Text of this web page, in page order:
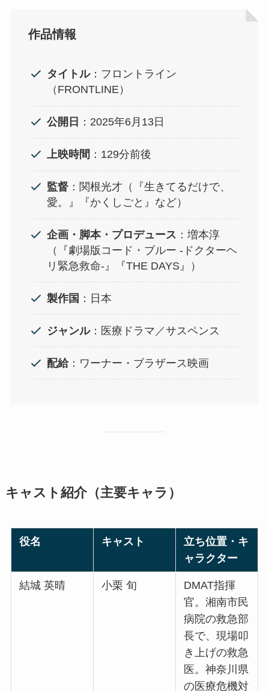
作品情報
タイトル：フロントライン
（FRONTLINE）
公開日 ：2025年6月13日
上映時間 ：129分前後
監督 ：関根光才（『生きてるだけで、
愛。』『かくしごと』など）
企画・脚本・プロデュース ：増本淳
（『劇場版コード・ブルー -ドクターヘ
リ緊急救命-』『THE DAYS』）
製作国 ：日本
ジャンル：医療ドラマ／サスペンス
配給：ワーナー・ブラザース映画
キャスト紹介（主要キャラ）
役名 キャスト
立ち位置・キ
ャラクター
結城 英晴 小栗 旬
DMAT指揮
官。湘南市民
病院の救急部
長で、現場叩
き上げの救急
医。神奈川県
の医療危機対